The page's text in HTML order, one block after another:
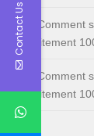
Comment
Traitement
Comment
Traitement
Contact Us